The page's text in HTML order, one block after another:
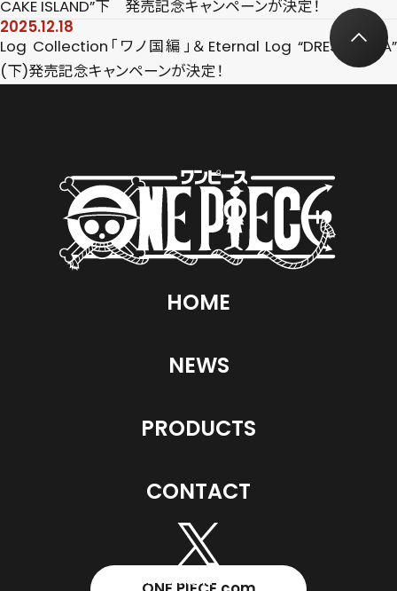
CAKE ISLAND”下 発売記念キャンペーンが決定！
2025.12.18
Log Collection「ワノ国編」＆Eternal Log “DRESS ROSA”
(下)発売記念キャンペーンが決定！
HOME
NEWS
PRODUCTS
CONTACT